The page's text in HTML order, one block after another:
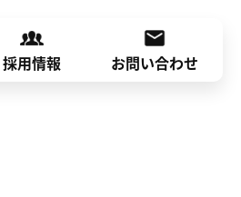
採用情報 お問い合わせ